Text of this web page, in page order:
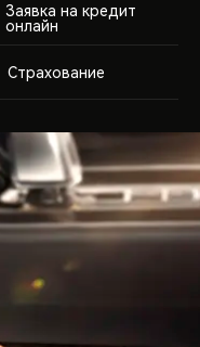
Заявка на кредит
онлайн
Страхование